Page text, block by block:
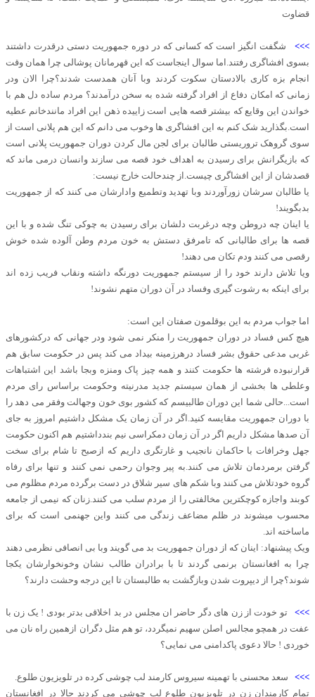
قضاوت
>>> شگفت انگیز است که کسانی که در دوره جمهوریت دستی درقدرت داشتند
بسوی افشاگری رفتند.اما سوال اینجاست که این قهرمانان پوشالی چرا همان وقت
انجام بزه کاری بالادستان سکوت کردند وبا آنان همدست شدند؟چرا الان ودر
زمانی که امکان دفاع از افراد گرفته شده به سخن درآمدند؟ مردم ساده دل هم با
خواندن این وقایع که بیشتر قصه هایی است زاییده ذهن این افراد مانندخانم عطیه
است.بگذارید شک کنم به این افشاگری ها وخوب می دانم که این هم پلانی است از
سوی گروهک تروریستی طالبان برای لجن مال کردن دوران جمهوریت پلانی است
که بازیگرانش برای رسیدن به اهداف خود قصه می سازند وانسان درمی ماند که
قصدشان از این افشاگری چیست.از چندحالت خارج نیست:
یا طالبان سرشان زورآوردند وبا تهدید وتطمیع وادارشان می کنند که از جمهوریت
بدبگویند!
یا اینان چه دروطن وچه درغربت دلشان برای رسیدن به چوکی تنگ شده و با این
قصه ها برای طالبانی که تامرفق دستش به خون مردم وطن آلوده شده خوش
رقصی می کنند ودم تکان می دهند!
ویا تلاش دارند خود را از سیستم جمهوریت دورنگه داشته ونقاب فریب زده اند
برای اینکه به رشوت گیری وفساد در آن دوران متهم نشوند!
اما جواب مردم به این بوقلمون صفتان این است:
هیچ کس فساد در دوران جمهوریت را منکر نمی شود ودر جهانی که درکشورهای
غربی مدعی حقوق بشر فساد درهرزمینه بیداد می کند پس در حکومت سابق هم
قرارنبوده فرشته ها حکومت کنند و همه چیز پاک ومنزه وبجا باشد این اشتباهات
وعلطی ها بخشی از همان سیستم جدید مدرنیته وحکومت براساس رای مردم
است...حالی شما این دوران طالبیسم که کشور بوی خون وجهالت وفقر می دهد را
با دوران جمهوریت مقایسه کنید.اگر در آن زمان یک مشکل داشتیم امروز به جای
آن صدها مشکل داریم اگر در آن زمان دمکراسی نیم بندداشتیم هم اکنون حکومت
جهل وخرافات با حاکمان نانجیب و غارتگری داریم که ازصبح تا شام برای سخت
گرفتن برمردمان تلاش می کنند.به پیر وجوان رحمی نمی کنند و تنها برای رفاه
گروه خودتلاش می کنند وبا شکم های سیر شلاق در دست برگرده مردم مظلوم می
کوبند واجازه کوچکترین مخالفتی را از مردم سلب می کنند.زنان که نیمی از جامعه
محسوب میشوند در ظلم مضاعف زندگی می کنند واین جهنمی است که برای
ماساخته اند.
ویک پیشنهاد: اینان که از دوران جمهوریت بد می گویند وبا بی انصافی نظرمی دهند
چرا به افغانستان برنمی گردند تا با برادران طالب نشان وخونخوارشان یکجا
شوند؟چرا از دیپروت شدن وبازگشت به طالبستان تا این درجه وحشت دارند؟
>>>تو خودت از زن های دگر حاضر ان مجلس در بد اخلاقی بدتر بودی ! یک زن با
عفت در همچو مجالس اصلن سهیم نمیگردد، تو هم مثل دگران ازهمین راه نان می
خوردی ! حالا دعوی پاکدامنی می نمایی؟
>>> سعد محسنی با تهمينه سيروس کارمند لب چوشی کرده در تلویزیون طلوع.
تمام کارمندان زن در تلویزیون طلوع لب چوشی می کردند حالا در افغانستان